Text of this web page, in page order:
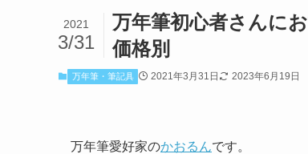
万年筆初心者さんに
価格別
2021
3/31
万年筆・筆記具 2021年3月31日 2023年6月19日
万年筆愛好家のかおるんです。